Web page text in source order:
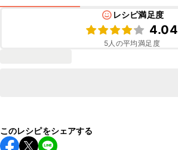
レシピ満足度
4.04
5人の平均満足度
このレシピをシェアする